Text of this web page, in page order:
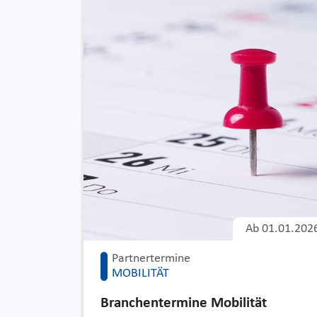
Partnertermine
MOBILITÄT
Ab
Branchentermine Mobilität